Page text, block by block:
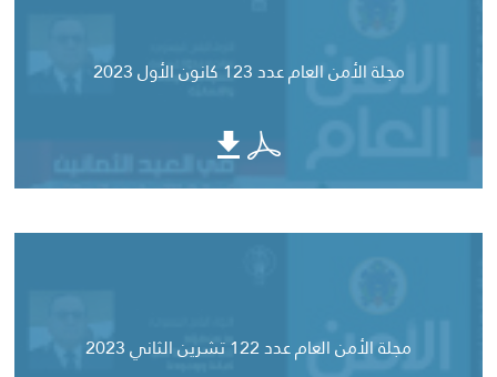
مجلة الأمن العام عدد 123 كانون الأول 2023
مجلة الأمن العام عدد 122 تشرين الثاني 2023